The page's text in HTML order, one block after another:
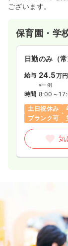
ございます。
保育園・学
日勤のみ（常
給与 24.5万円
※一例
時間 8:00～
土日祝休み
ブランク可
気